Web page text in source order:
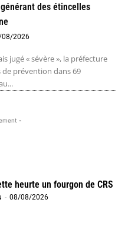
des étincelles
08/2026
jugé « sévère », la préfecture
de prévention dans 69
-
heurte un fourgon de CRS
- 08/08/2026